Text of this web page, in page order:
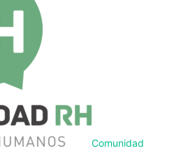
Comunidad